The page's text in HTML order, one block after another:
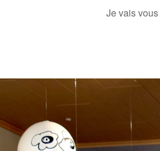
Je vais